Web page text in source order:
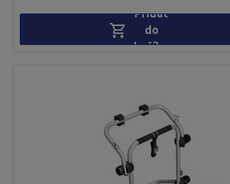
Přidat
do
košíku
Maximální hmotnost jízdního kola:
Nosnost nosiče jízdních kol:
45 kg
kompatibilní s elektrokoly
hliníková konstrukce